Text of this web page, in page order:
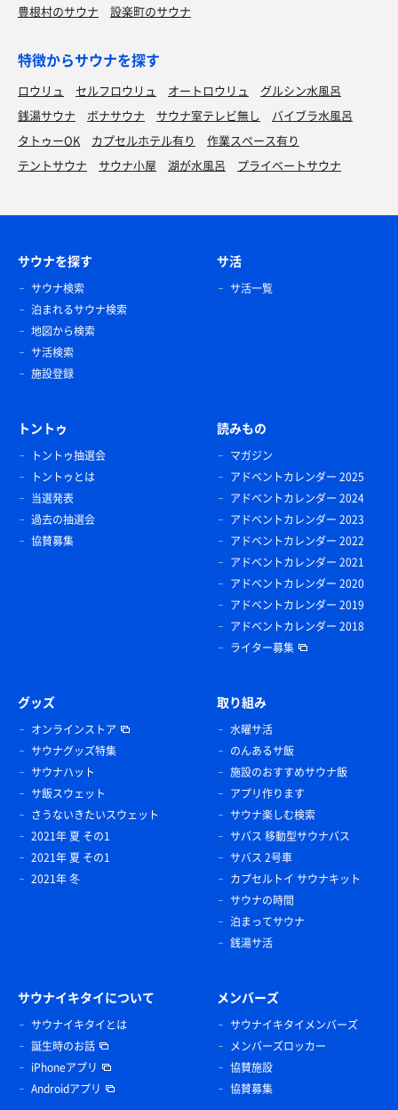
豊根村のサウナ
設楽町のサウナ
特徴からサウナを探す
ロウリュ セルフロウリュ オートロウリュ
グルシン水風呂
銭湯サウナ
ボナサウナ サウナ室テレビ無し
バイブラ水風呂
タトゥーOK
カプセルホテル有り
作業スペース有り
テントサウナ
サウナ小屋 湖が水風呂 プライベートサウナ
サウナを探す
サウナ検索
泊まれるサウナ検索
地図から検索
サ活検索
施設登録
サ活
サ活一覧
トントゥ
トントゥ抽選会
トントゥとは
当選発表
過去の抽選会
協賛募集
読みもの
マガジン
アドベントカレンダー 2025
アドベントカレンダー 2024
アドベントカレンダー 2023
アドベントカレンダー 2022
アドベントカレンダー 2021
アドベントカレンダー 2020
アドベントカレンダー 2019
アドベントカレンダー 2018
ライター募集
グッズ
オンラインストア
サウナグッズ特集
サウナハット
サ飯スウェット
さうないきたいスウェット
2021年 夏 その1
2021年 夏 その1
2021年 冬
取り組み
水曜サ活
のんあるサ飯
施設のおすすめサウナ飯
アプリ作ります
サウナ楽しむ検索
サバス 移動型サウナバス
サバス 2号車
カプセルトイ サウナキット
サウナの時間
泊まってサウナ
銭湯サ活
サウナイキタイについて
サウナイキタイとは
誕生時のお話
iPhoneアプリ
Androidアプリ
メンバーズ
サウナイキタイメンバーズ
メンバーズロッカー
協賛施設
協賛募集